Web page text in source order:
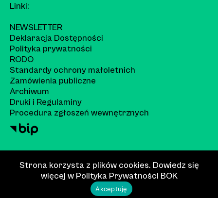
Linki:
NEWSLETTER
Deklaracja Dostępności
Polityka prywatności
RODO
Standardy ochrony małoletnich
Zamówienia publiczne
Archiwum
Druki i Regulaminy
Procedura zgłoszeń wewnętrznych
Strona korzysta z plików cookies. Dowiedz się
więcej w Polityka Prywatności BOK
Akceptuję